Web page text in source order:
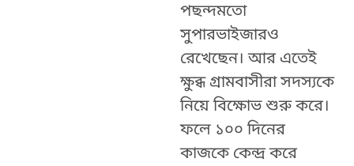
পছন্দমতো
সুপারভাইজারও
রেখেছেন। আর এতেই
ক্ষুব্ধ গ্রামবাসীরা সদস্যকে
নিয়ে বিক্ষোভ শুরু করে।
ফলে ১০০ দিনের
কাজকে কেন্দ্র করে